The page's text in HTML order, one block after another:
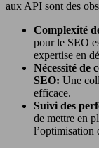
aux API sont des
Complexité
pour le SEO
expertise en
Nécessité de
SEO: Une
efficace.
Suivi des
de mettre en
l’optimisation